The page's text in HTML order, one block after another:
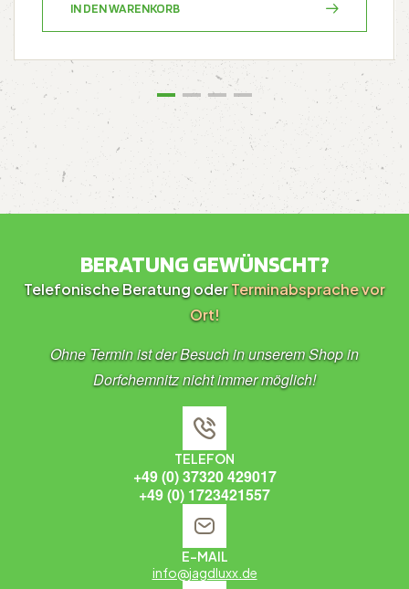
IN DEN WARENKORB
BERATUNG GEWÜNSCHT?
Telefonische Beratung oderTerminabsprache vor
Ort!
Ohne Termin ist der Besuch in unserem Shop in
Dorfchemnitz nicht immer möglich!
TELEFON
+49 (0) 37320 429017
+49 (0) 1723421557
E-MAIL
info@jagdluxx.de